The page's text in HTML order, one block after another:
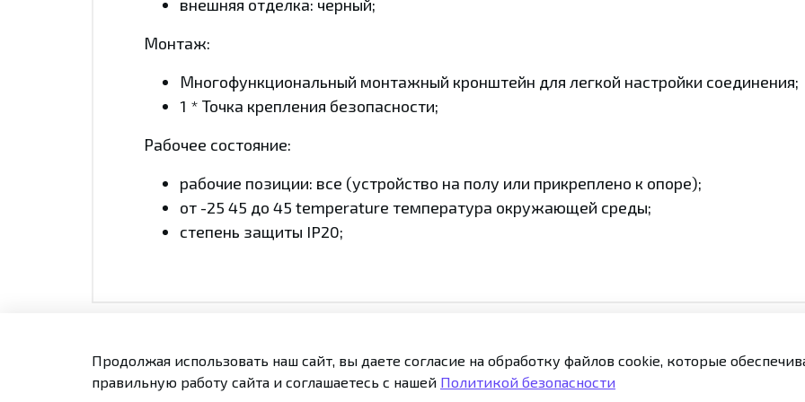
внешняя отделка: черный;
Монтаж:
Многофункциональный монтажный кронштейн для легкой настройки соединения;
1 * Точка крепления безопасности;
Рабочее состояние:
рабочие позиции: все (устройство на полу или прикреплено к опоре);
от -25 45 до 45 temperature температура окружающей среды;
степень защиты IP20;
Оплата и доставка Контакты Публичная оферта Политика
Продолжая использовать наш сайт, вы даете согласие на обработку файлов cookie, которые
правильную работу сайта и соглашаетесь с нашей Политикой безопасности